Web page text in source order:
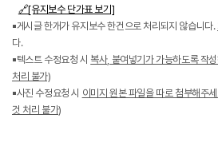
🔗[유지보수 단가표 보기]
▪️게시글 한개가 유지보수 한건으로 처리되지 않습니다.
다.
▪️텍스트 수정요청 시 복사, 붙여넣기가 가능하도록 작
처리 불가)
▪️사진 수정요청 시 이미지 원본 파일을 따로 첨부해주
것 처리 불가)